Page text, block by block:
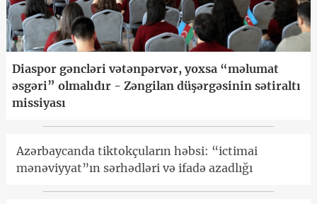
Diaspor gəncləri vətənpərvər, yoxsa “məlumat
əsgəri” olmalıdır - Zəngilan düşərgəsinin sətiraltı
missiyası
Azərbaycanda tiktokçuların həbsi: “ictimai
mənəviyyat”ın sərhədləri və ifadə azadlığı